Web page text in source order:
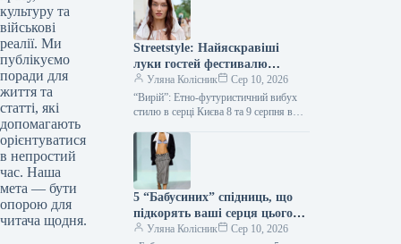
культуру та
військові
реалії. Ми
публікуємо
поради для
життя та
статті, які
допомагають
орієнтуватися
в непростий
час. Наша
мета — бути
опорою для
читача щодня.
Streetstyle: Найяскравіші
луки гостей фестивалю
“Вирій”
Уляна Колісник
Сер 10, 2026
“Вирій”: Етно-футуристичний вибух
стилю в серці Києва 8 та 9 серпня в
електронного фестивалю “Вирій”.…
5 “Бабусиних” спідниць, що
підкорять ваші серця цього
сезону
Уляна Колісник
Сер 10, 2026